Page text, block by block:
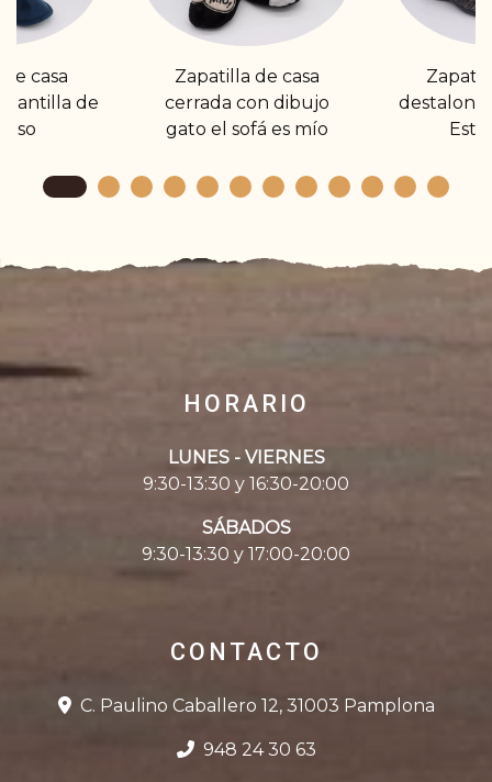
casa
de
Zapatilla de casa
cerrada con dibujo
gato el sofá es mío
HORARIO
LUNES - VIERNES
9:30-13:30 y 16:30-20:00
SÁBADOS
9:30-13:30 y 17:00-20:00
CONTACTO
C. Paulino Caballero 12, 31003 Pamplona
948 24 30 63